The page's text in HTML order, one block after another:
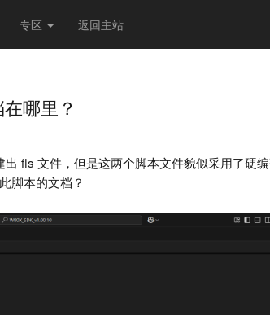
专区 返回主站
哪里？
fls 文件，但是这两个脚本文件貌似采用了硬
脚本的文档？